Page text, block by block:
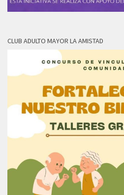
CLUB ADULTO MAYOR LA AMISTAD